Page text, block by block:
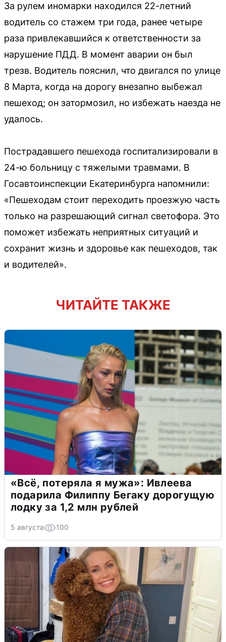
За рулем иномарки находился 22-летний
водитель со стажем три года, ранее четыре
раза привлекавшийся к ответственности за
нарушение ПДД. В момент аварии он был
трезв. Водитель пояснил, что двигался по улице
8 Марта, когда на дорогу внезапно выбежал
пешеход; он затормозил, но избежать наезда не
удалось.
Пострадавшего пешехода госпитализировали в
24-ю больницу с тяжелыми травмами. В
Госавтоинспекции Екатеринбурга напомнили:
«Пешеходам стоит переходить проезжую часть
только на разрешающий сигнал светофора. Это
поможет избежать неприятных ситуаций и
сохранит жизнь и здоровье как пешеходов, так
и водителей».
ЧИТАЙТЕ ТАКЖЕ
«Всё, потеряла я мужа»: Ивлеева
подарила Филиппу Бегаку дорогущую
лодку за 1,2 млн рублей
5 августа 100